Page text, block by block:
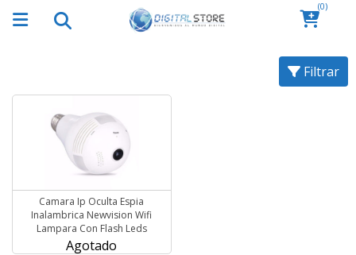
(0)
Filtrar
Camara Ip Oculta Espia
Inalambrica Newvision Wifi
Lampara Con Flash Leds
Agotado